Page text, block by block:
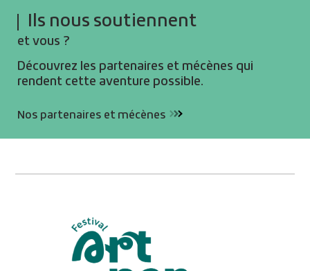
Ils nous soutiennent
et vous ?
Découvrez les partenaires et mécènes qui
rendent cette aventure possible.
Nos partenaires et mécènes